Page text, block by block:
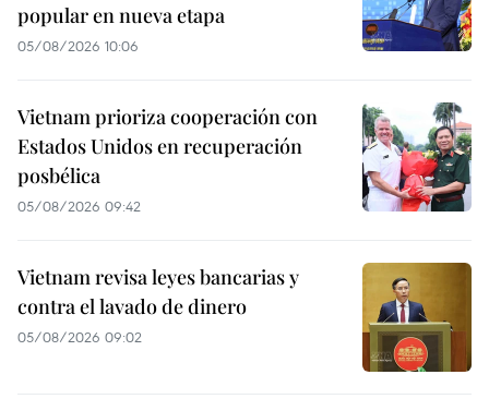
popular en nueva etapa
05/08/2026 10:06
Vietnam prioriza cooperación con
Estados Unidos en recuperación
posbélica
05/08/2026 09:42
Vietnam revisa leyes bancarias y
contra el lavado de dinero
05/08/2026 09:02